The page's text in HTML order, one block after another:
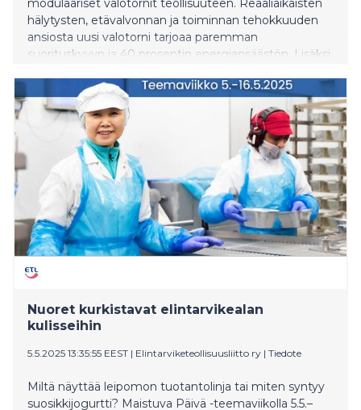
hälytysten, etävalvonnan ja toiminnan tehokkuuden
ansiosta uusi valotorni tarjoaa paremman
suorituskyvyn ja 40 prosentin energiansäästön. Lisäksi
jopa 90 prosenttia.
Nuoret kurkistavat elintarvikealan
kulisseihin
5.5.2025 13:35:55 EEST | Elintarviketeollisuusliitto ry | Tiedote
Miltä näyttää leipomon tuotantolinja tai miten syntyy
suosikkijogurtti? Maistuva Päivä -teemaviikolla 5.5.–